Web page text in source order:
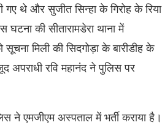
थे और सुजीत सिन्हा के गिरोह के रिया
की सीतारामडेरा थाना में
मिली की सिदगोड़ा के बारीडीह के
अपराधी रवि महानंद ने पुलिस पर
ने एमजीएम अस्पताल में भर्ती कराया है।